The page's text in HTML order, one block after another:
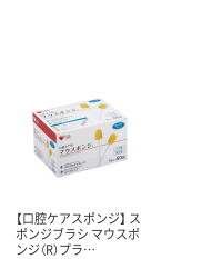
【口腔ケアスポンジ】 ス
ポンジブラシ マウスポ
ンジ（R）プラ…